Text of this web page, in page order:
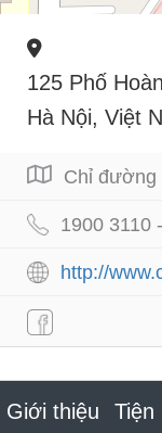
125 Phố
Hà Nội, Việt
Chỉ đường
1900 3110
http://
Giới thiệu Tiện